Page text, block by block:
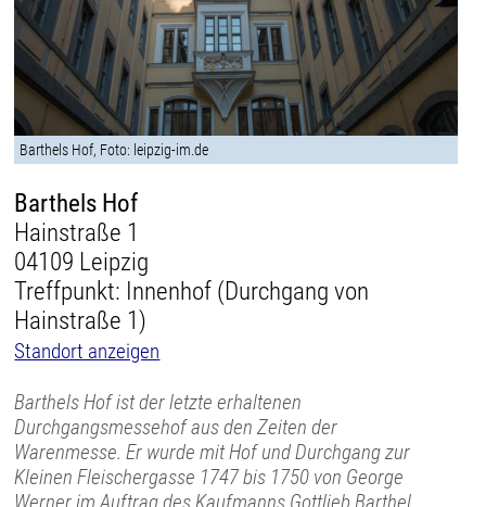
Barthels Hof, Foto: leipzig-im.de
Barthels Hof
Hainstraße 1
04109 Leipzig
Treffpunkt: Innenhof (Durchgang von
Hainstraße 1)
Standort anzeigen
Barthels Hof ist der letzte erhaltenen
Durchgangsmessehof aus den Zeiten der
Warenmesse. Er wurde mit Hof und Durchgang zur
Kleinen Fleischergasse 1747 bis 1750 von George
Werner im Auftrag des Kaufmanns Gottlieb Barthel